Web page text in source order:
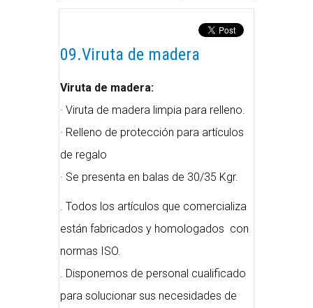
09.Viruta de madera
Viruta de madera:
· Viruta de madera limpia para relleno.
· Relleno de protección para artículos
de regalo
· Se presenta en balas de 30/35 Kgr.
. Todos los artículos que comercializa
están fabricados y homologados con
normas ISO.
. Disponemos de personal cualificado
para solucionar sus necesidades de